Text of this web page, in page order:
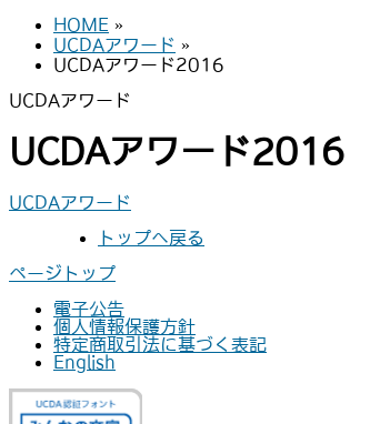
HOME »
UCDAアワード »
UCDAアワード2016
UCDAアワード
UCDAアワード2016
UCDAアワード
トップへ戻る
ページトップ
電子公告
個人情報保護方針
特定商取引法に基づく表記
English